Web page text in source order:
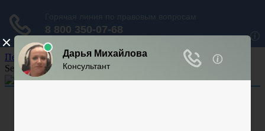
Перейти к содержанию
Search for: